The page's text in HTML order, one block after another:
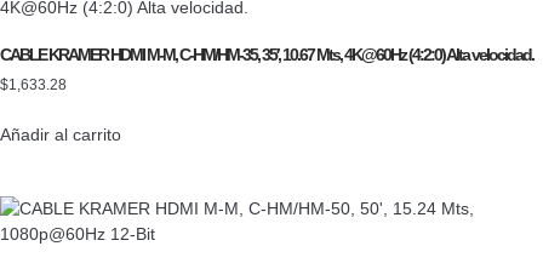
CABLE KRAMER HDMI M-M, C-HM/HM-35, 35′, 10.67 Mts, 4K@60Hz (4:2:0) Alta velocidad.
$1,633.28
Añadir al carrito